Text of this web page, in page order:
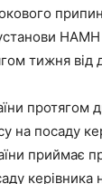
тижня від
протягом
на посаду
приймає
керівника